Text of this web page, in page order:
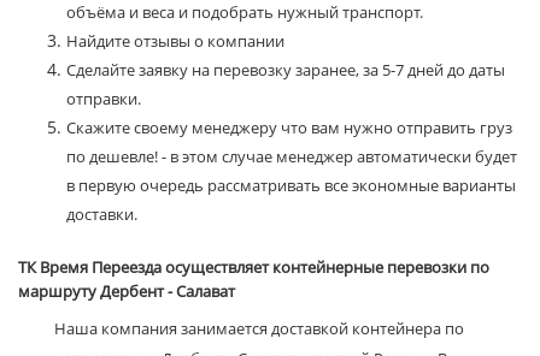
объёма и веса и подобрать нужный транспорт.
Найдите отзывы о компании
Сделайте заявку на перевозку заранее, за 5-7 дней до даты
отправки.
Скажите своему менеджеру что вам нужно отправить груз
по дешевле! - в этом случае менеджер автоматически будет
в первую очередь рассматривать все экономные варианты
доставки.
ТК Время Переезда осуществляет контейнерные перевозки по
маршруту Дербент - Салават
Наша компания занимается доставкой контейнера по